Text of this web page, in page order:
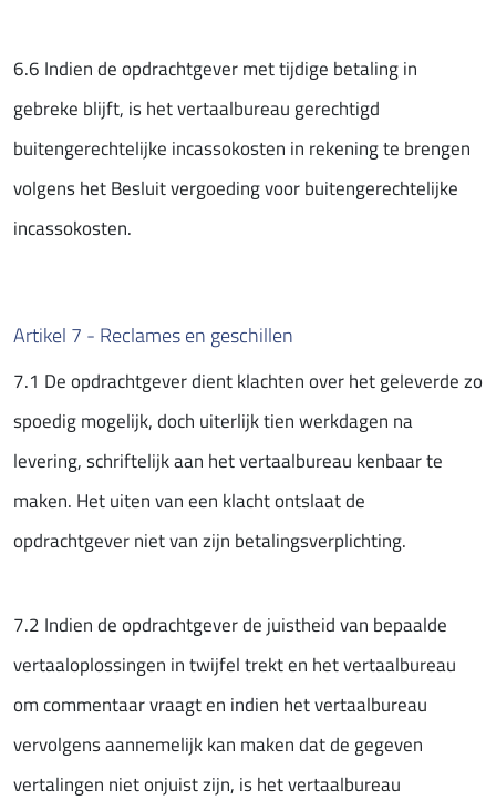
6.6 Indien de opdrachtgever met tijdige betaling in
gebreke blijft, is het vertaalbureau gerechtigd
buitengerechtelijke incassokosten in rekening te brengen
volgens het Besluit vergoeding voor buitengerechtelijke
incassokosten.
Artikel 7 - Reclames en geschillen
7.1 De opdrachtgever dient klachten over het geleverde zo
spoedig mogelijk, doch uiterlijk tien werkdagen na
levering, schriftelijk aan het vertaalbureau kenbaar te
maken. Het uiten van een klacht ontslaat de
opdrachtgever niet van zijn betalingsverplichting.
7.2 Indien de opdrachtgever de juistheid van bepaalde
vertaaloplossingen in twijfel trekt en het vertaalbureau
om commentaar vraagt en indien het vertaalbureau
vervolgens aannemelijk kan maken dat de gegeven
vertalingen niet onjuist zijn, is het vertaalbureau